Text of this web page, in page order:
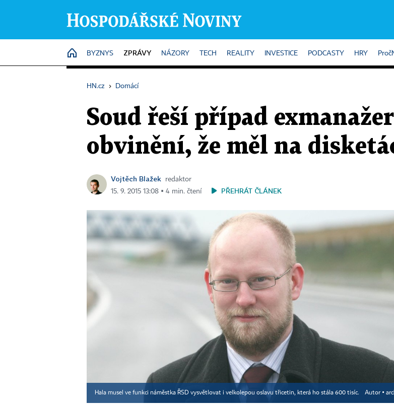
HOME
BYZNYS ZPRÁVY NÁZORY TECH REALITY INVESTICE PODCASTY HRY
HN.cz › Domácí
Soud řeší případ
obvinění, že měl na
Vojtěch Blažek
redaktor
15. 9. 2015 13:08 ▪ 4 min. čtení
PŘEHRÁT ČLÁNEK
Hala musel ve funkci náměstka ŘSD vysvětlovat i velkolepou oslavu třicetin, která ho stála 600 tisíc. Autor ▪